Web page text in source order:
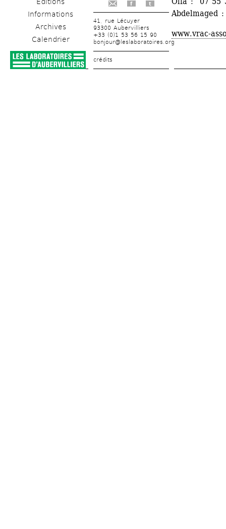
Informations
Archives
Calendrier
f t
41, rue Lécuyer
93300 Aubervilliers
+33 (0)1 53 56 15 90
bonjour@leslaboratoires.org
crédits
Abdelmaged
www.vrac-